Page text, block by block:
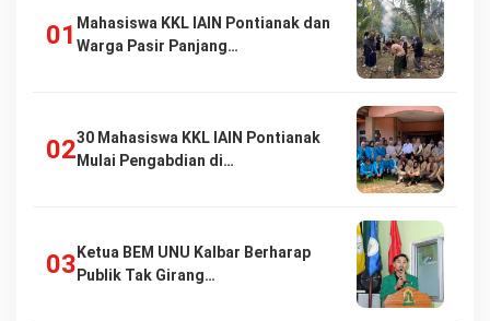
Mahasiswa KKL IAIN Pontianak dan
Warga Pasir Panjang…
30 Mahasiswa KKL IAIN Pontianak
Mulai Pengabdian di…
Ketua BEM UNU Kalbar Berharap
Publik Tak Girang…